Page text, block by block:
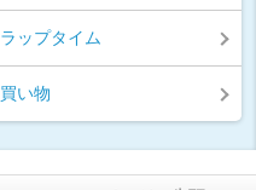
ラップタイム
買い物